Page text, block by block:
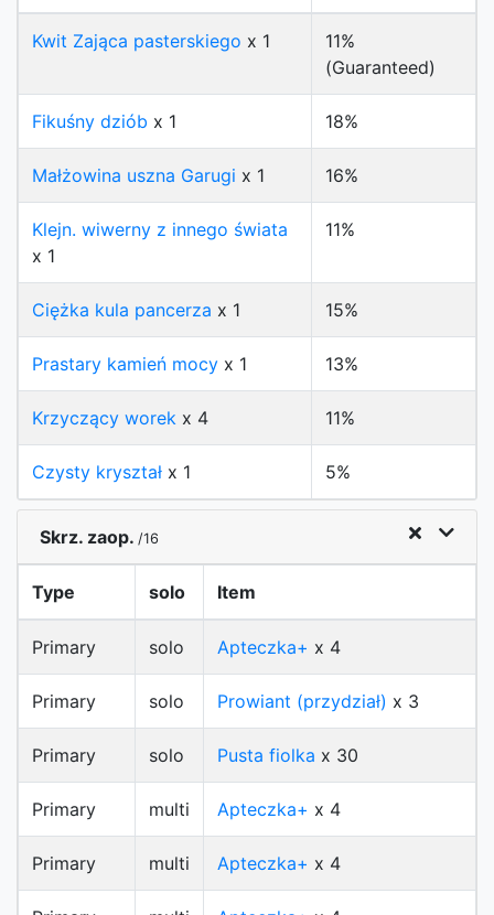
Kwit Zająca pasterskiego x 1
11%
(Guaranteed)
Fikuśny dziób x 1 18%
Małżowina uszna Garugi x 1 16%
Klejn. wiwerny z innego świata
x 1
11%
Ciężka kula pancerza x 1 15%
Prastary kamień mocy x 1 13%
Krzyczący worek x 4 11%
Czysty kryształ x 1 5%
Skrz. zaop. /16
Type solo Item
Primary solo Apteczka+ x 4
Primary solo Prowiant (przydział) x 3
Primary solo Pusta fiolka x 30
Primary multi Apteczka+ x 4
Primary multi Apteczka+ x 4